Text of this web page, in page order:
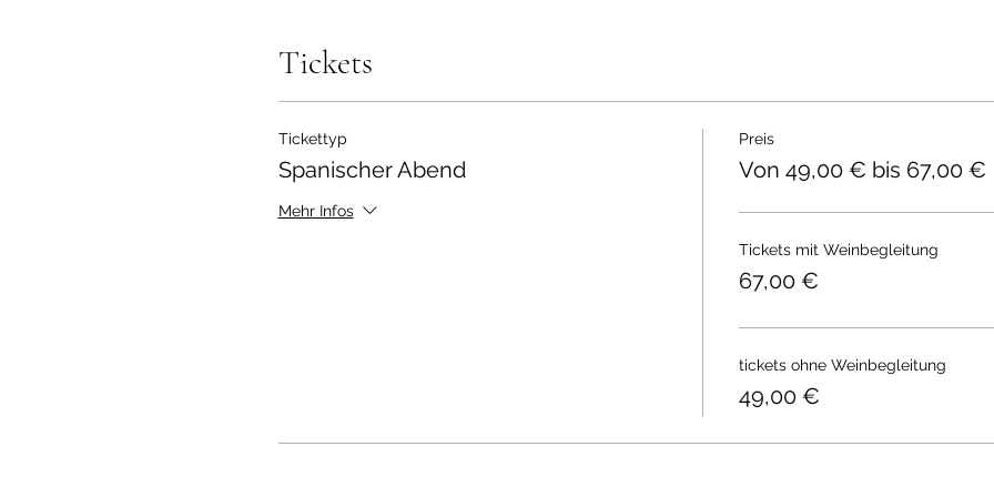
Tickets
Tickettyp
Spanischer Abend
Mehr Infos
Preis
Von 49,00 € bis 67,00 €
Tickets mit Weinbegleitung
67,00 €
tickets ohne Weinbegleitung
49,00 €